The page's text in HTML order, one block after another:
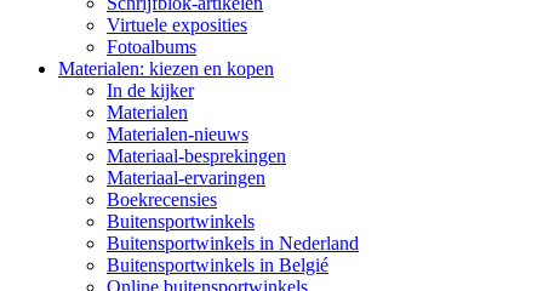
Virtuele exposities
Fotoalbums
Materialen: kiezen en kopen
In de kijker
Materialen
Materialen-nieuws
Materiaal-besprekingen
Materiaal-ervaringen
Boekrecensies
Buitensportwinkels
Buitensportwinkels in Nederland
Buitensportwinkels in Belgié
Online buitensportwinkels